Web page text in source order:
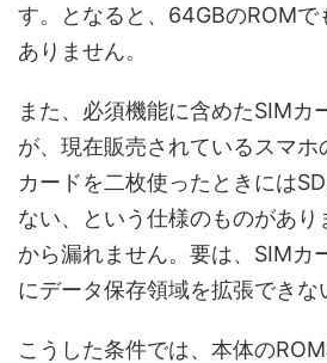
す。となると、64GBのROMで
ありません。
また、必須機能に含めたSIMカ
が、現在販売されているスマホ
カードを二枚使ったときには
ない、という仕様のものがあり
から漏れません。要は、SIMカ
にデータ保存領域を拡張できな
こうした条件では、本体の